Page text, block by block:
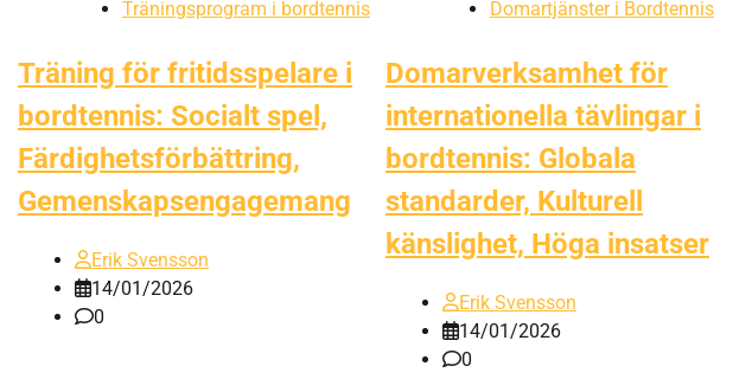
Träningsprogram i bordtennis
Träning för fritidsspelare i
bordtennis: Socialt spel,
Färdighetsförbättring,
Gemenskapsengagemang
Erik Svensson
14/01/2026
0
Domartjänster i Bordtennis
Domarverksamhet för
internationella tävlingar i
bordtennis: Globala
standarder, Kulturell
känslighet, Höga insatser
Erik Svensson
14/01/2026
0